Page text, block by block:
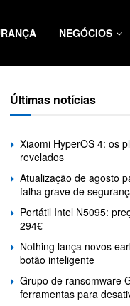
NEGÓCIOS
Últimas notícias
Xiaomi HyperOS 4: os
revelados
Atualização de agosto
falha grave de
Portátil Intel N5095:
294€
Nothing lança novos
botão inteligente
Grupo de ransomware
ferramentas para